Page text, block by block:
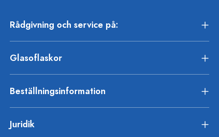
Rådgivning och service på:
Glasoflaskor
Beställningsinformation
Juridik